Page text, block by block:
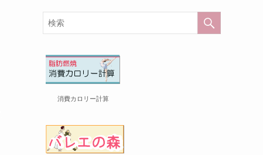
消費カロリー計算